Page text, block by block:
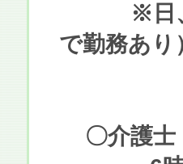
※日、祝
で勤務あり
〇介護士